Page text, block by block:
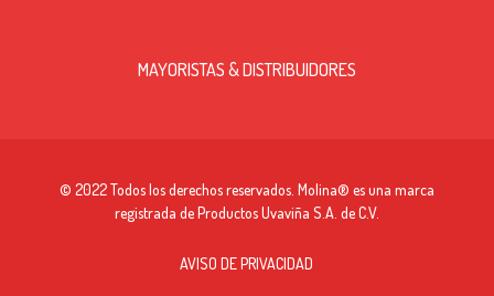
MAYORISTAS & DISTRIBUIDORES
© 2022 Todos los derechos reservados. Molina® es una marca
registrada de Productos Uvaviña S.A. de C.V.
AVISO DE PRIVACIDAD